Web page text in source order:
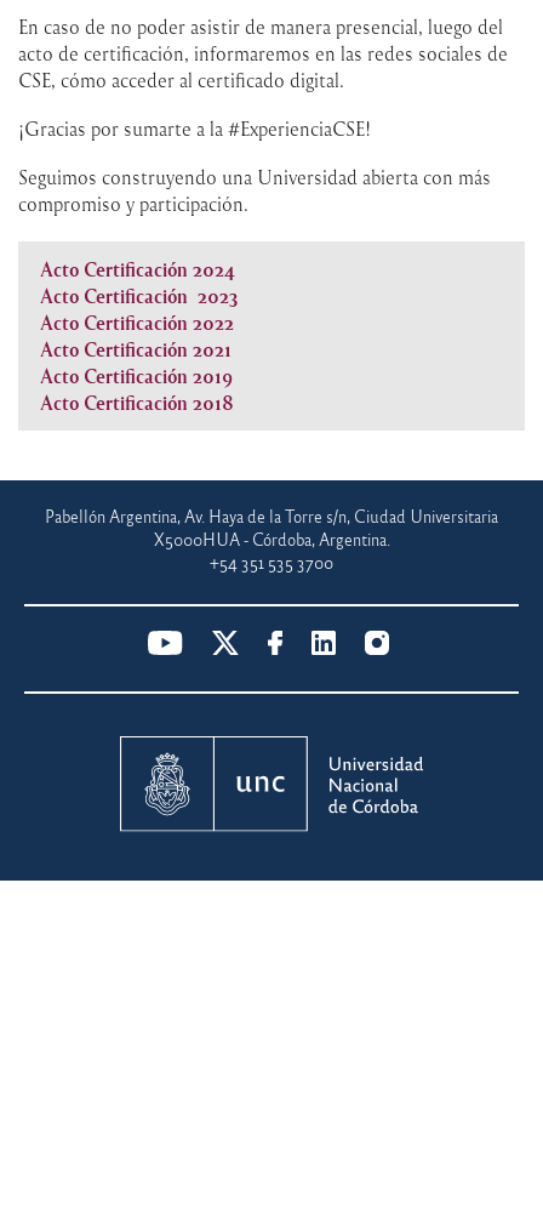
En caso de no poder asistir de manera presencial, luego del
acto de certificación, informaremos en las redes sociales de
CSE, cómo acceder al certificado digital.
¡Gracias por sumarte a la #ExperienciaCSE!
Seguimos construyendo una Universidad abierta con más
compromiso y participación.
Acto Certificación 2024
Acto Certificación 2023
Acto Certificación 2022
Acto Certificación 2021
Acto Certificación 2019
Acto Certificación 2018
Pabellón Argentina, Av. Haya de la Torre s/n, Ciudad Universitaria
X5000HUA - Córdoba, Argentina.
+54 351 535 3700